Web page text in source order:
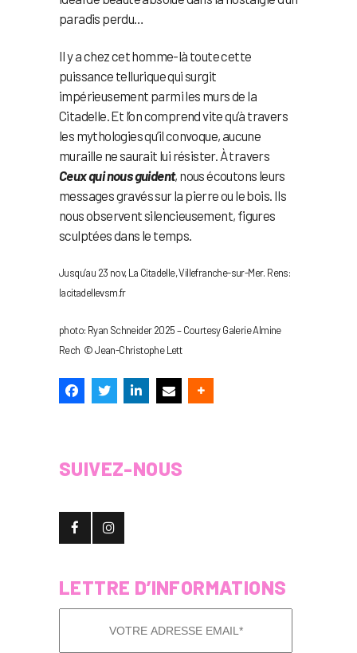
paradis perdu…
Il y a chez cet homme-là toute cette
puissance tellurique qui surgit
impérieusement parmi les murs de la
Citadelle. Et l’on comprend vite qu’à travers
les mythologies qu’il convoque, aucune
muraille ne saurait lui résister. À travers
Ceux qui nous guident, nous écoutons leurs
messages gravés sur la pierre ou le bois. Ils
nous observent silencieusement, figures
sculptées dans le temps.
Jusqu’au 23 nov, La Citadelle, Villefranche-sur-Mer. Rens:
lacitadellevsm.fr
photo: Ryan Schneider 2025 – Courtesy Galerie Almine
Rech © Jean-Christophe Lett
SUIVEZ-NOUS
LETTRE D’INFORMATIONS